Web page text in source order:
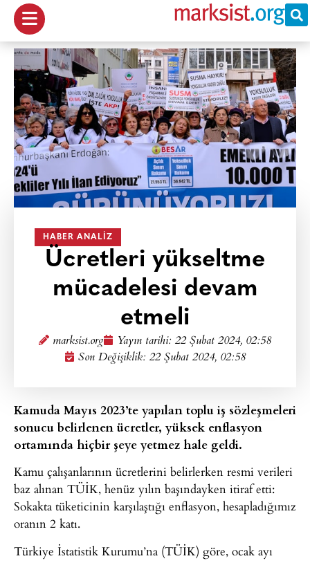
HABER ANALIZ
Ücretleri yükseltme
mücadelesi devam
etmeli
marksist.org Yayın tarihi: 22 Şubat 2024, 02:58
Son Değişiklik: 22 Şubat 2024, 02:58
Kamuda Mayıs 2023’te yapılan toplu iş sözleşmeleri
sonucu belirlenen ücretler, yüksek enflasyon
ortamında hiçbir şeye yetmez hale geldi.
Kamu çalışanlarının ücretlerini belirlerken resmi verileri
baz alınan TÜİK, henüz yılın başındayken itiraf etti:
Sokakta tüketicinin karşılaştığı enflasyon, hesapladığımız
oranın 2 katı.
Türkiye İstatistik Kurumu’na (TÜİK) göre, ocak ayı